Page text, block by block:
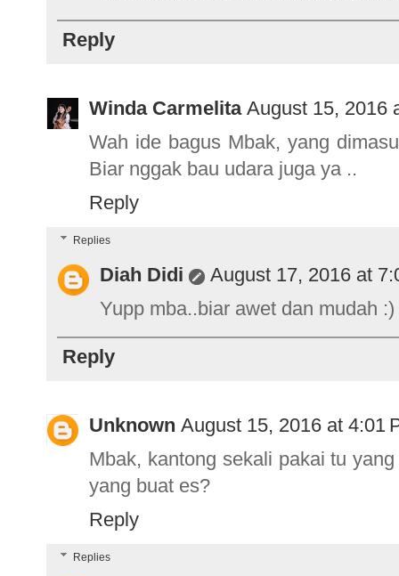
Reply
Winda Carmelita August 15, 2016
Wah ide bagus Mbak, yang
Biar nggak bau udara juga ya ..
Reply
Replies
Diah Didi
August 17, 2016 at
Yupp mba..biar awet dan mudah :)
Reply
Unknown August 15, 2016 at 4:01
Mbak, kantong sekali pakai tu
yang buat es?
Reply
Replies